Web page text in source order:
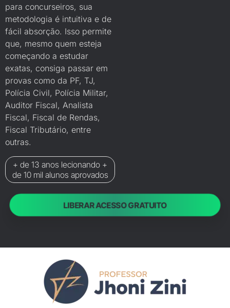
para concurseiros, sua
metodologia é intuitiva e de
fácil absorção. Isso permite
que, mesmo quem esteja
começando a estudar
exatas, consiga passar em
provas como da PF, TJ,
Polícia Civil, Polícia Militar,
Auditor Fiscal, Analista
Fiscal, Fiscal de Rendas,
Fiscal Tributário, entre
outras.
+ de 13 anos lecionando +
de 10 mil alunos aprovados
LIBERAR ACESSO GRATUITO